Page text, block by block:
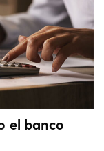
el banco